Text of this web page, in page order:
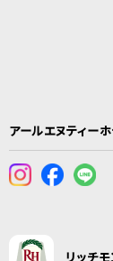
アールエヌティー
リッチ